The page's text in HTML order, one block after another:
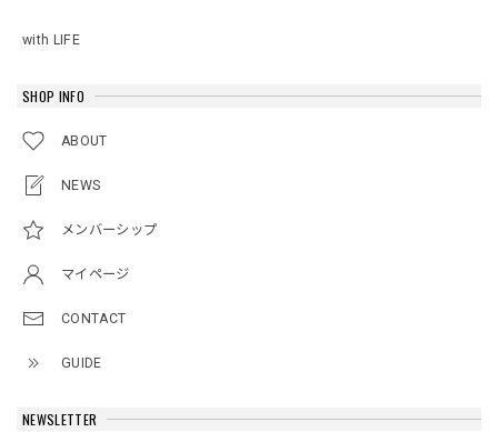
with LIFE
SHOP INFO
ABOUT
NEWS
メンバーシップ
マイページ
CONTACT
GUIDE
NEWSLETTER